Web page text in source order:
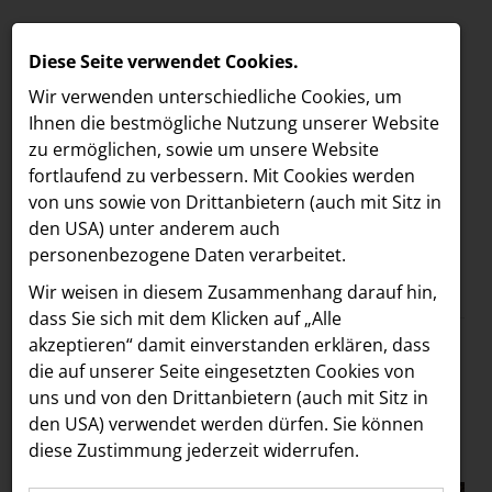
MELDUNGEN
LOEBELL NORDBERG
INNER
aehre
Astoria Artshow
B/S/H Hausgeräte
Meldungen / The Hoxton
Text Bilder
04.12.2024
New Year’s Eve 2024
in The Hoxton, Vienna
Diese Seite verwendet Cookies.
Wir verwenden unterschiedliche Cookies, um
Ihnen die best­mögliche Nutzung unserer Website
zu ermöglichen, sowie um unsere Website
fortlaufend zu verbessern. Mit Cookies werden
von uns sowie von Drittanbietern (auch mit Sitz in
den USA) unter anderem auch
personenbezogene Daten verarbeitet.
Wir weisen in diesem Zusammenhang darauf hin,
dass Sie sich mit dem Klicken auf „Alle
akzeptieren“ damit ein­ver­standen erklären, dass
die auf unserer Seite eingesetzten Cookies von
uns und von den Drittanbietern (auch mit Sitz in
den USA) verwendet werden dürfen. Sie können
diese Zustimmung jederzeit widerrufen.